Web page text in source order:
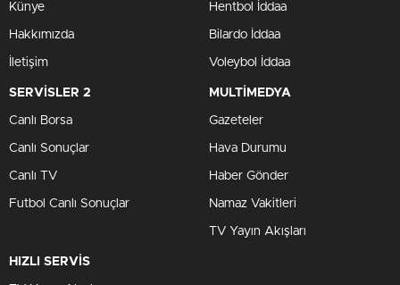
Künye
Hakkımızda
İletişim
Hentbol İddaa
Bilardo İddaa
Voleybol İddaa
SERVİSLER 2
Canlı Borsa
Canlı Sonuçlar
Canlı TV
Futbol Canlı Sonuçlar
MULTİMEDYA
Gazeteler
Hava Durumu
Haber Gönder
Namaz Vakitleri
TV Yayın Akışları
HIZLI SERVİS